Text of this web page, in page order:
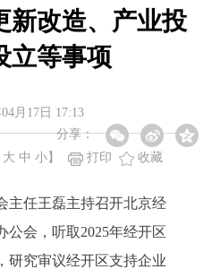
新改造、产业投
立等事项
月17日 17:13
分享：
大 中 小 】 打印 收藏
主任王磊主持召开北京经
公会，听取2025年经开区
研究审议经开区支持企业